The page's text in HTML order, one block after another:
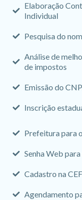
Elaboração
Individual
Pesquisa do
Análise de
de impostos
Emissão do
Inscrição
Prefeitura para
Senha Web
Cadastro na
Agendamento